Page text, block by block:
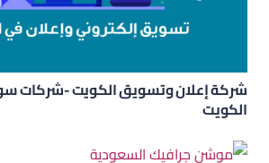
شركة إعلان وتسويق الكويت -شركات
الكويت